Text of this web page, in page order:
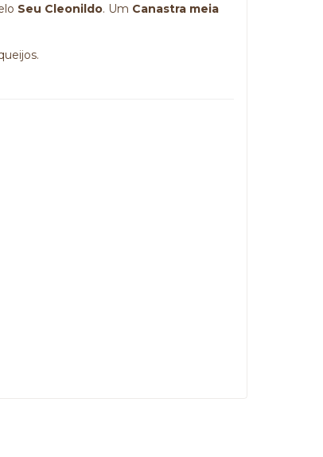
Seu Cleonildo. Um Canastra meia